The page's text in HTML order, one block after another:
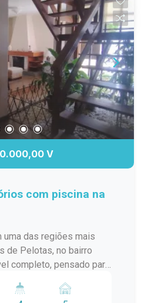
além de toda a
= excelente investimento!
sua visita!
V
com piscina na
uma das regiões mais
de Pelotas, no bairro
completo, pensado para